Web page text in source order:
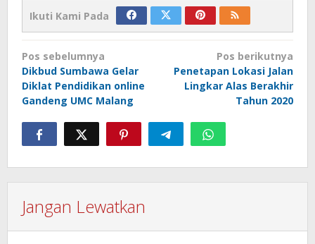
Ikuti Kami Pada
Navigasi
pos
Pos sebelumnya
Dikbud Sumbawa Gelar
Diklat Pendidikan online
Gandeng UMC Malang
Pos berikutnya
Penetapan Lokasi Jalan
Lingkar Alas Berakhir
Tahun 2020
Jangan Lewatkan